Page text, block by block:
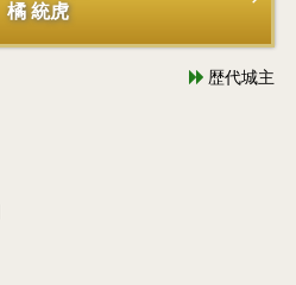
橘 統虎
歴代城主